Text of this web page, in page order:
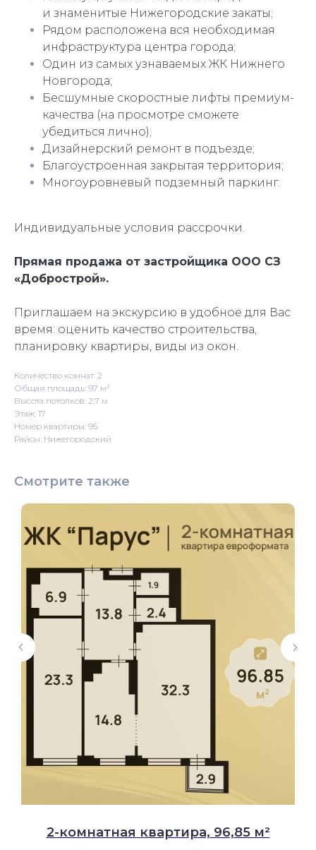
и знаменитые Нижегородские закаты;
Рядом расположена вся необходимая
инфраструктура центра города;
Один из самых узнаваемых ЖК Нижнего
Новгорода;
Бесшумные скоростные лифты премиум-
качества (на просмотре сможете
убедиться лично);
Дизайнерский ремонт в подъезде;
Благоустроенная закрытая территория;
Многоуровневый подземный паркинг.
Индивидуальные условия рассрочки.
Прямая продажа от застройщика ООО СЗ
«Добрострой».
Приглашаем на экскурсию в удобное для Вас
время: оценить качество строительства,
планировку квартиры, виды из окон.
Количество комнат: 2
Общая площадь: 97 м²
Высота потолков: 2,7 м
Этаж: 17
Номер квартиры: 95
Район: Нижегородский
Смотрите также
2-комнатная квартира, 96,85 м²